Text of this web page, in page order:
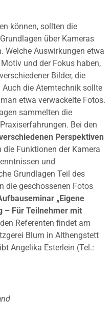
können, sollten die
über Kameras
Welche Auswirkungen etwa
und der Fokus haben,
Bilder, die
die Atemtechnik sollte
etwa verwackelte Fotos.
sammelten die
Bei den
Perspektiven
Funktionen der Kamera
und
Grundlagen Teil des
die geschossenen Fotos
„Eigene
– Für Teilnehmer mit
Referenten findet am
Blum in Althengstett
Angelika Esterlein (Tel.: